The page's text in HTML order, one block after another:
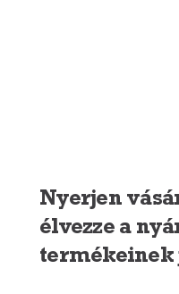
Nyerjen
élvezze a
termékeinek